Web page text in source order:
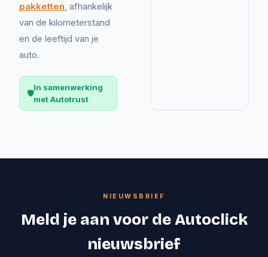
pakketten, afhankelijk
van de kilometerstand
en de leeftijd van je
auto.
🛡️
In samenwerking
met Autotrust
NIEUWSBRIEF
Meld je aan voor de Autoclick
nieuwsbrief